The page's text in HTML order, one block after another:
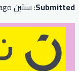
Submitted: سنتين ago